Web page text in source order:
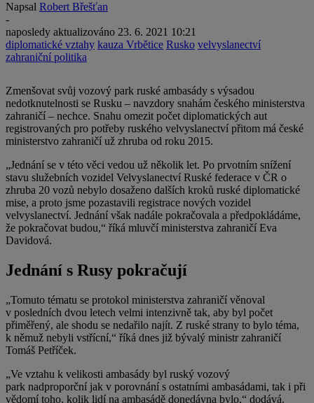
Napsal Robert Břešťan
-
naposledy aktualizováno 23. 6. 2021 10:21
diplomatické vztahy kauza Vrbětice Rusko velvyslanectví
zahraniční politika
Zmenšovat svůj vozový park ruské ambasády s výsadou
nedotknutelnosti se Rusku – navzdory snahám českého ministerstva
zahraničí – nechce. Snahu omezit počet diplomatických aut
registrovaných pro potřeby ruského velvyslanectví přitom má české
ministerstvo zahraničí už zhruba od roku 2015.
„Jednání se v této věci vedou už několik let. Po prvotním snížení
stavu služebních vozidel Velvyslanectví Ruské federace v ČR o
zhruba 20 vozů nebylo dosaženo dalších kroků ruské diplomatické
mise, a proto jsme pozastavili registrace nových vozidel
velvyslanectví. Jednání však nadále pokračovala a předpokládáme,
že pokračovat budou,“ říká mluvčí ministerstva zahraničí Eva
Davidová.
Jednání s Rusy pokračují
„Tomuto tématu se protokol ministerstva zahraničí věnoval
v posledních dvou letech velmi intenzivně tak, aby byl počet
přiměřený, ale shodu se nedařilo najít. Z ruské strany to bylo téma,
k němuž nebyli vstřícní,“ říká dnes již bývalý ministr zahraničí
Tomáš Petříček.
„Ve vztahu k velikosti ambasády byl ruský vozový
park nadproporční jak v porovnání s ostatními ambasádami, tak i při
vědomí toho, kolik lidí na ambasádě donedávna bylo,“ dodává.